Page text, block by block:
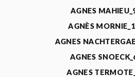
AGNES
AGNÈS
AGNES
AGNES
AGNES